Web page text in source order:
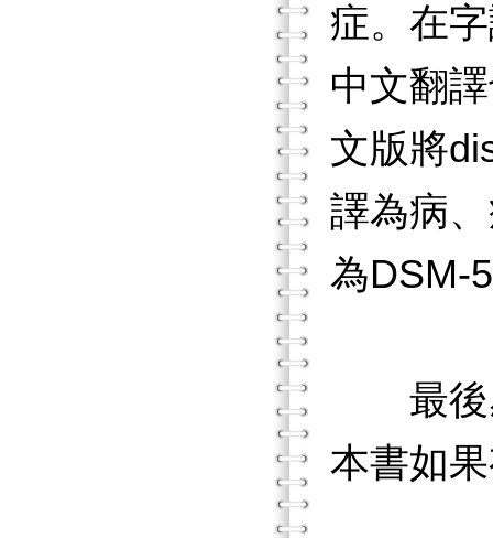
症。在
中文翻
文版將
譯為病
為DSM-
最後感
本書如